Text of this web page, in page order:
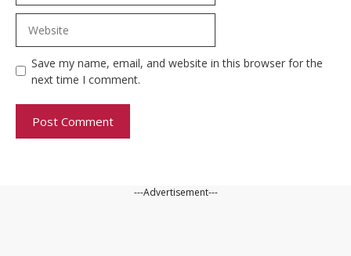
Save my name, email, and website in this browser for the
next time I comment.
---Advertisement---